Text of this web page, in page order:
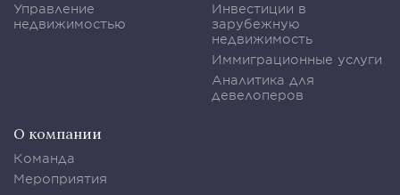
Управление
недвижимостью
Инвестиции в
зарубежную
недвижимость
Иммиграционные услуги
Аналитика для
девелоперов
О компании
Команда
Мероприятия